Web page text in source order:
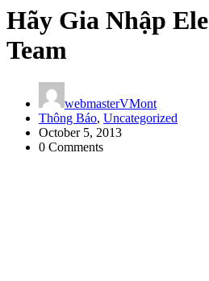
Hãy Gia Nhập
Team
webmasterVMont
Thông Báo, Uncategorized
October 5, 2013
0 Comments